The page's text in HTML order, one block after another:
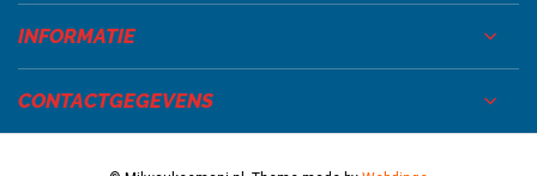
INFORMATIE
CONTACTGEGEVENS